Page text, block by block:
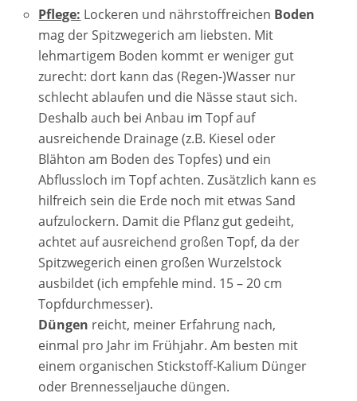
Pflege: Lockeren und nährstoffreichen Boden
mag der Spitzwegerich am liebsten. Mit
lehmartigem Boden kommt er weniger gut
zurecht: dort kann das (Regen-)Wasser nur
schlecht ablaufen und die Nässe staut sich.
Deshalb auch bei Anbau im Topf auf
ausreichende Drainage (z.B. Kiesel oder
Blähton am Boden des Topfes) und ein
Abflussloch im Topf achten. Zusätzlich kann es
hilfreich sein die Erde noch mit etwas Sand
aufzulockern. Damit die Pflanz gut gedeiht,
achtet auf ausreichend großen Topf, da der
Spitzwegerich einen großen Wurzelstock
ausbildet (ich empfehle mind. 15 – 20 cm
Topfdurchmesser).
Düngen reicht, meiner Erfahrung nach,
einmal pro Jahr im Frühjahr. Am besten mit
einem organischen Stickstoff-Kalium Dünger
oder Brennesseljauche düngen.